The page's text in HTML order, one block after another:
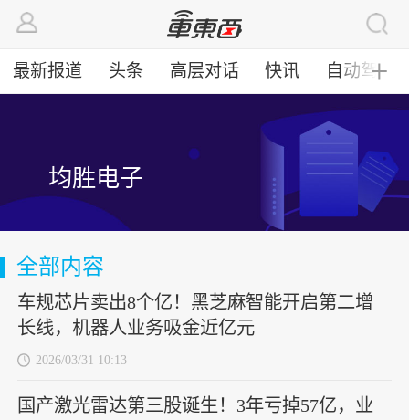
最新报道 头条 高层对话 快讯 自动驾驶
╋
均胜电子
全部内容
车规芯片卖出8个亿！黑芝麻智能开启第二增
长线，机器人业务吸金近亿元
2026/03/31 10:13
国产激光雷达第三股诞生！3年亏掉57亿，业